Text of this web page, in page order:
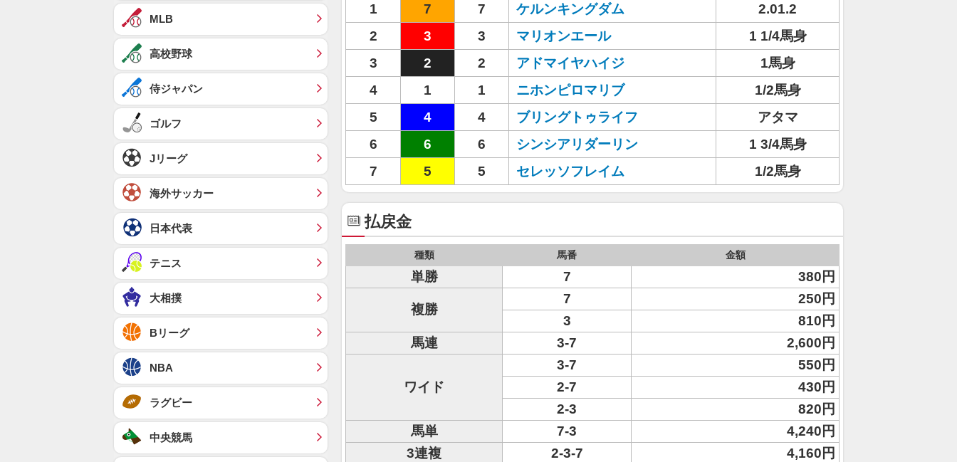
1 7 7 ケルンキングダム
2.01.2
2
3 3 マリオンエール
1 1/4馬身
3
2 2 アドマイヤハイジ
1馬身
4
1 1 ニホンピロマリブ
1/2馬身
5
4 4 ブリングトゥライフ
アタマ
6
6 6 シンシアリダーリン
1 3/4馬身
7
5 5 セレッソフレイム 1/2馬身
払戻金
種類 馬番 金額
単勝 7 380円
複勝
7
250円
3
810円
馬連
3-7 2,600円
ワイド
3-7
550円
2-7
430円
2-3
820円
馬単
7-3
4,240円
3連複
2-3-7
4,160円
MLB
高校野球
侍ジャパン
ゴルフ
Jリーグ
海外サッカー
日本代表
テニス
大相撲
Bリーグ
NBA
ラグビー
中央競馬